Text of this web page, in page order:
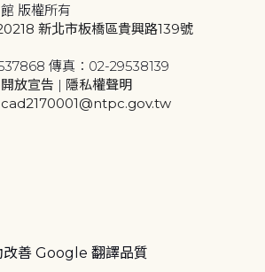
版權所有
新北市板橋區貴興路139號
傳真：02-29538139
放宣告 | 隱私權聲明
cad2170001@ntpc.gov.tw
改善 Google 翻譯品質